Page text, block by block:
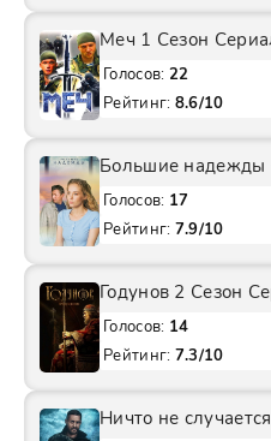
Меч 1 Сезон
Голосов: 22
Рейтинг: 8.6/10
Большие надежды
Голосов: 17
Рейтинг: 7.9/10
Годунов 2 Сезон
Голосов: 14
Рейтинг: 7.3/10
Ничто не